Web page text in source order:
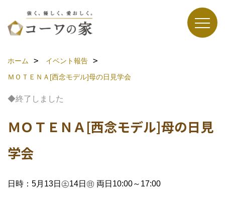
ホーム
イベント報告
ＭＯＴＥＮＡ[西念モデル]母の日見学会
◆終了しました
ＭＯＴＥＮＡ[西念モデル]母の日見
学会
日時：5月13日㊏14日㊐ 両日10:00～17:00